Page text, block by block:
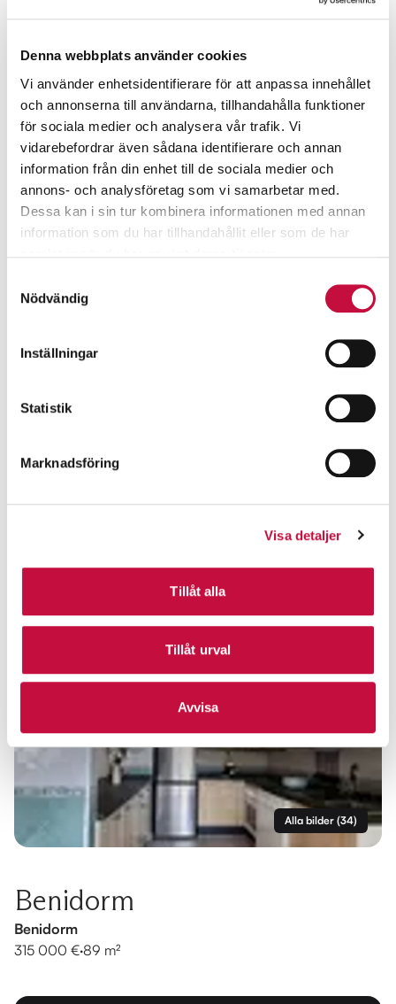
Denna webbplats använder cookies
Vi använder enhetsidentifierare för att anpassa innehållet
och annonserna till användarna, tillhandahålla funktioner
för sociala medier och analysera vår trafik. Vi
vidarebefordrar även sådana identifierare och annan
information från din enhet till de sociala medier och
annons- och analysföretag som vi samarbetar med.
Dessa kan i sin tur kombinera informationen med annan
information som du har tillhandahållit eller som de har
Nödvändig
Inställningar
Statistik
Marknadsföring
Visa detaljer
Tillåt alla
Tillåt urval
Avvisa
Alla bilder (34)
Benidorm
Benidorm
315 000 €·89 m²